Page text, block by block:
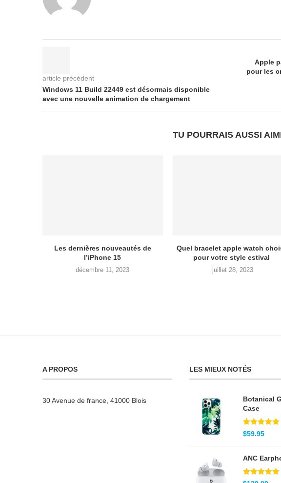
article précédent
Windows 11 Build 22449 est désormais disponible
avec une nouvelle animation de chargement
Apple
pour les
TU POURRAIS AUSSI
Les dernières nouveautés de
l’iPhone 15
décembre 11, 2023
Quel bracelet apple watch
pour votre style estival
juillet 28, 2023
A PROPOS
30 Avenue de france, 41000 Blois
LES MIEUX NOTÉS
Botanical
Case
Note5.00
sur 5
$59.95
ANC